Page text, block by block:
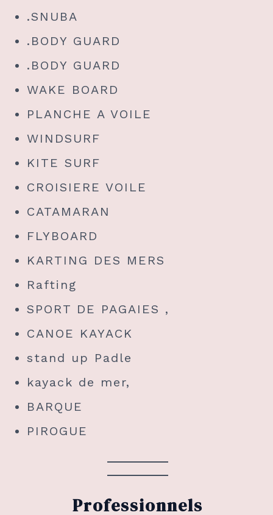
.SNUBA
.BODY GUARD
.BODY GUARD
WAKE BOARD
PLANCHE A VOILE
WINDSURF
KITE SURF
CROISIERE VOILE
CATAMARAN
FLYBOARD
KARTING DES MERS
Rafting
SPORT DE PAGAIES ,
CANOE KAYACK
stand up Padle
kayack de mer,
BARQUE
PIROGUE
Professionnels